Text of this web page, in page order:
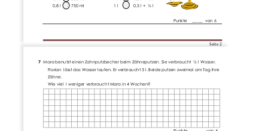
Seite 2
0,8 l         750 ml                         1 l 0,5 l +  ½ l
Punkte    _____  von 6
7 Mara benutzt einen Zahnputzbecher beim Zähneputzen. Sie verbraucht  ½ l Wasser.
Florian  lässt das Wasser laufen. Er verbraucht 3 l. Beide putzen zweimal am Tag ihre
Zähne.
Wie viel  l weniger verbraucht Mara in 4 Wochen?